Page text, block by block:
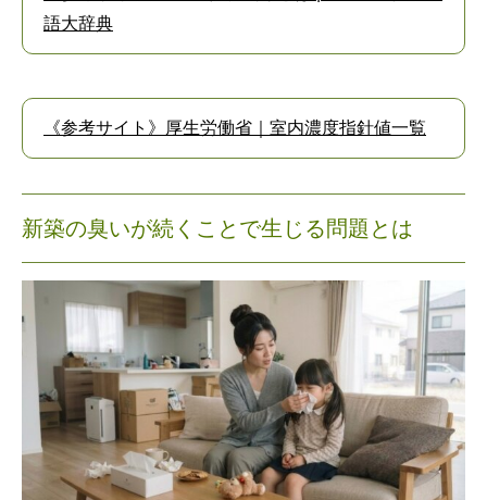
語大辞典
《参考サイト》厚生労働省｜室内濃度指針値一覧
新築の臭いが続くことで生じる問題とは